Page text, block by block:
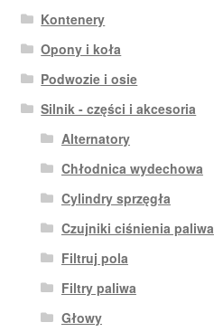
Kontenery
Opony i koła
Podwozie i osie
Silnik - części i akcesoria
Alternatory
Chłodnica wydechowa
Cylindry sprzęgła
Czujniki ciśnienia paliwa
Filtruj pola
Filtry paliwa
Głowy